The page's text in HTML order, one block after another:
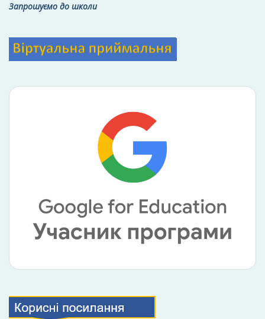
Запрошуємо до школи